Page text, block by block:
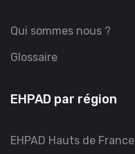
Qui sommes nous ?
Glossaire
EHPAD par région
EHPAD Hauts de France